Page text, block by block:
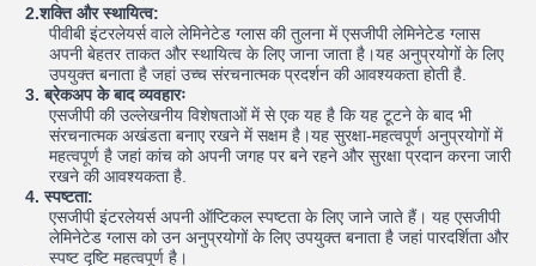
2.शक्ति और स्थायित्व:
पीवीबी इंटरलेयर्स वाले लेमिनेटेड ग्लास की तुलना में एसजीपी लेमिनेटेड ग्लास
अपनी बेहतर ताकत और स्थायित्व के लिए जाना जाता है।यह अनुप्रयोगों के लिए
उपयुक्त बनाता है जहां उच्च संरचनात्मक प्रदर्शन की आवश्यकता होती है.
3. ब्रेकअप के बाद व्यवहारः
एसजीपी की उल्लेखनीय विशेषताओं में से एक यह है कि यह टूटने के बाद भी
संरचनात्मक अखंडता बनाए रखने में सक्षम है।यह सुरक्षा-महत्वपूर्ण अनुप्रयोगों में
महत्वपूर्ण है जहां कांच को अपनी जगह पर बने रहने और सुरक्षा प्रदान करना जारी
रखने की आवश्यकता है.
4. स्पष्टता:
एसजीपी इंटरलेयर्स अपनी ऑप्टिकल स्पष्टता के लिए जाने जाते हैं। यह एसजीपी
लेमिनेटेड ग्लास को उन अनुप्रयोगों के लिए उपयुक्त बनाता है जहां पारदर्शिता और
स्पष्ट दृष्टि महत्वपूर्ण है।